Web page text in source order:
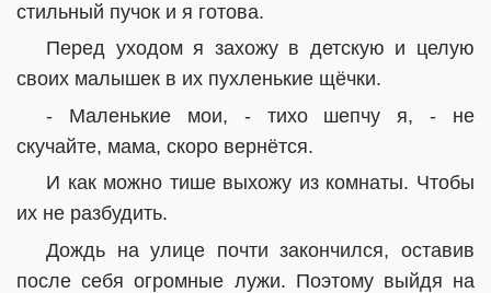
стильный пучок и я готова.
Перед уходом я захожу в детскую и целую
своих малышек в их пухленькие щёчки.
- Маленькие мои, - тихо шепчу я, - не
скучайте, мама, скоро вернётся.
И как можно тише выхожу из комнаты. Чтобы
их не разбудить.
Дождь на улице почти закончился, оставив
после себя огромные лужи. Поэтому выйдя на